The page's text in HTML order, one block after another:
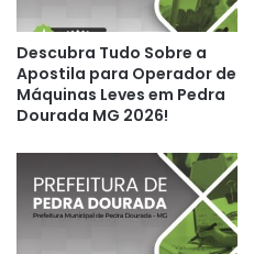
Descubra Tudo Sobre a
Apostila para Operador de
Máquinas Leves em Pedra
Dourada MG 2026!